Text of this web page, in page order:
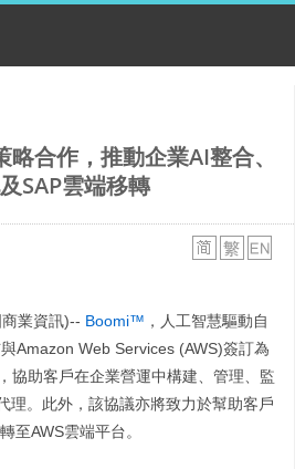
合作，推動企業AI整合、
SAP雲端移轉
業資訊)-- Boomi™ ，人工智慧驅動自
Amazon Web Services (AWS)簽訂為
協助客戶在企業營運中構建、管理、監
理。此外，該協議亦將致力於幫助客戶
至AWS雲端平台。